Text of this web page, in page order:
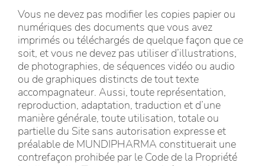
Vous ne devez pas modifier les copies papier ou
numériques des documents que vous avez
imprimés ou téléchargés de quelque façon que ce
soit, et vous ne devez pas utiliser d’illustrations,
de photographies, de séquences vidéo ou audio
ou de graphiques distincts de tout texte
accompagnateur. Aussi, toute représentation,
reproduction, adaptation, traduction et d’une
manière générale, toute utilisation, totale ou
partielle du Site sans autorisation expresse et
préalable de MUNDIPHARMA constituerait une
contrefaçon prohibée par le Code de la Propriété